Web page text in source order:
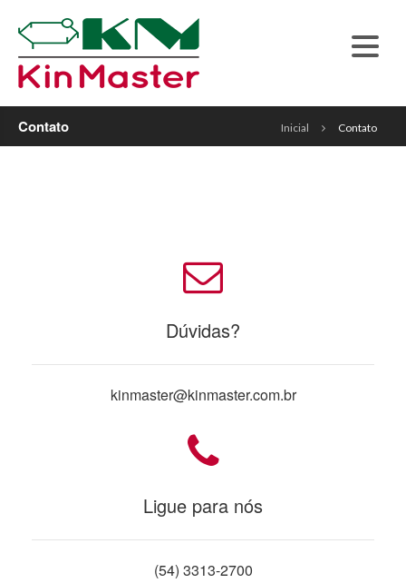
Contato Inicial Contato
Dúvidas?
kinmaster@kinmaster.com.br
Ligue para nós
(54) 3313-2700